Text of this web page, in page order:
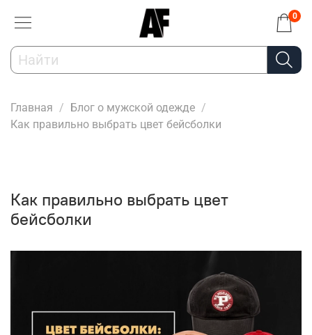
0
Главная
Блог о мужской одежде
Как правильно выбрать цвет бейсболки
Как правильно выбрать цвет
бейсболки